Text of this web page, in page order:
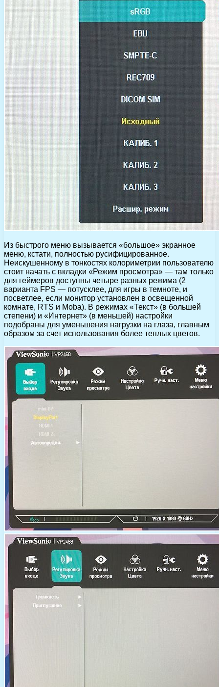
Из быстрого меню вызывается «большое» экранное
меню, кстати, полностью русифицированное.
Неискушенному в тонкостях колориметрии пользователю
стоит начать с вкладки «Режим просмотра» — там только
для геймеров доступны четыре разных режима (2
варианта FPS — потусклее, для игры в темноте, и
посветлее, если монитор установлен в освещенной
комнате, RTS и Moba). В режимах «Текст» (в большей
степени) и «Интернет» (в меньшей) настройки
подобраны для уменьшения нагрузки на глаза, главным
образом за счет использования более теплых цветов.